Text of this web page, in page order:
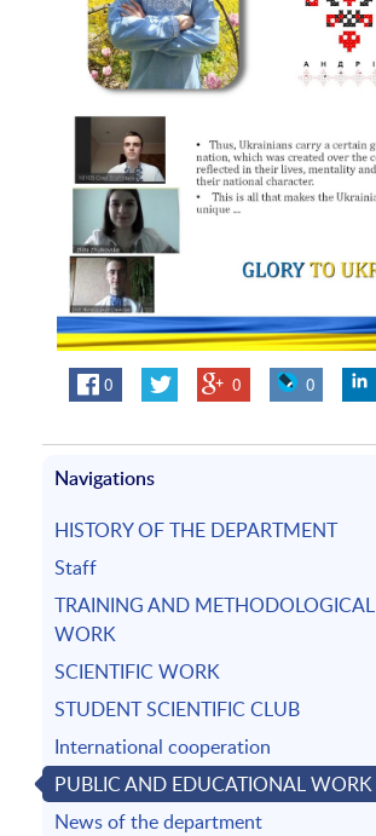
0 0 0
Navigations
HISTORY OF THE DEPARTMENT
Staff
TRAINING AND METHODOLOGICAL
WORK
SCIENTIFIC WORK
STUDENT SCIENTIFIC CLUB
International cooperation
PUBLIC AND EDUCATIONAL WORK
News of the department